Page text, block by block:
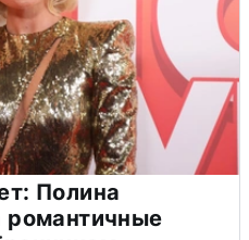
Полина
романтичные